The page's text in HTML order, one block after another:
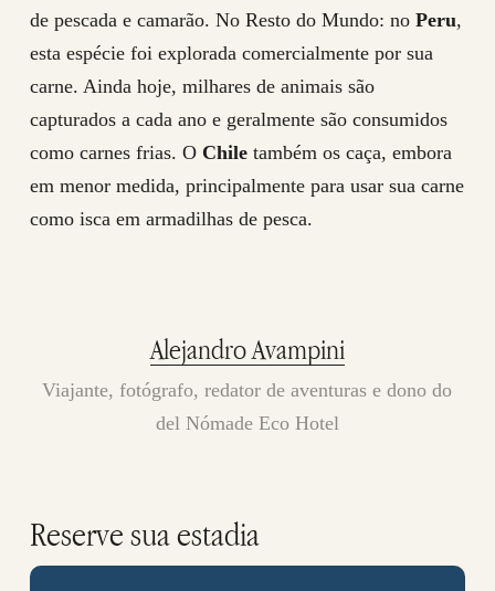
de pescada e camarão. No Resto do Mundo: no Peru,
esta espécie foi explorada comercialmente por sua
carne. Ainda hoje, milhares de animais são
capturados a cada ano e geralmente são consumidos
como carnes frias. O Chiletambém os caça, embora
em menor medida, principalmente para usar sua carne
como isca em armadilhas de pesca.
Alejandro Avampini
Viajante, fotógrafo, redator de aventuras e dono do
del Nómade Eco Hotel
Reserve sua estadia